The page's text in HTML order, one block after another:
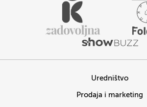
Uredništvo
Prodaja i marketing